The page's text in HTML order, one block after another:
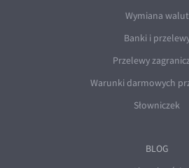
Wymiana walut
Banki i
Przelewy
Warunki darmowych
Słowniczek
BLOG